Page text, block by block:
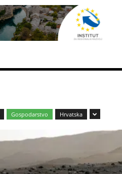
Gospodarstvo Hrvatska